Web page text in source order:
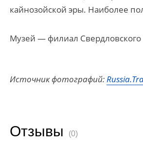
кайнозойской эры. Наиболее
Музей — филиал Свердловского
Источник фотографий:
Отзывы (0)